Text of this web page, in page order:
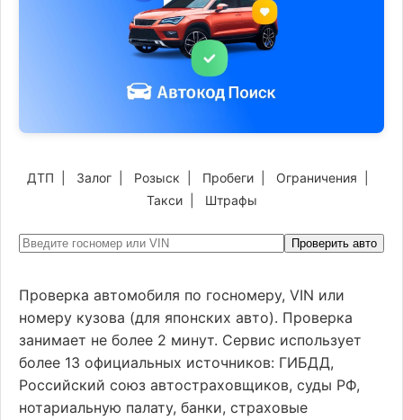
ДТП Залог Розыск Пробеги Ограничения
Такси| Штрафы
Проверить авто
Проверка автомобиля по госномеру, VIN или
номеру кузова (для японских авто). Проверка
занимает не более 2 минут. Сервис использует
более 13 официальных источников: ГИБДД,
Российский союз автостраховщиков, суды РФ,
нотариальную палату, банки, страховые